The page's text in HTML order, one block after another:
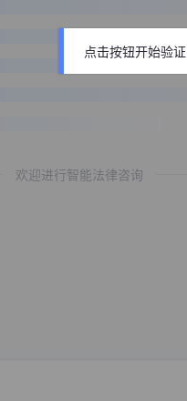
欢迎进行智能法律咨询
点击按钮开始验证